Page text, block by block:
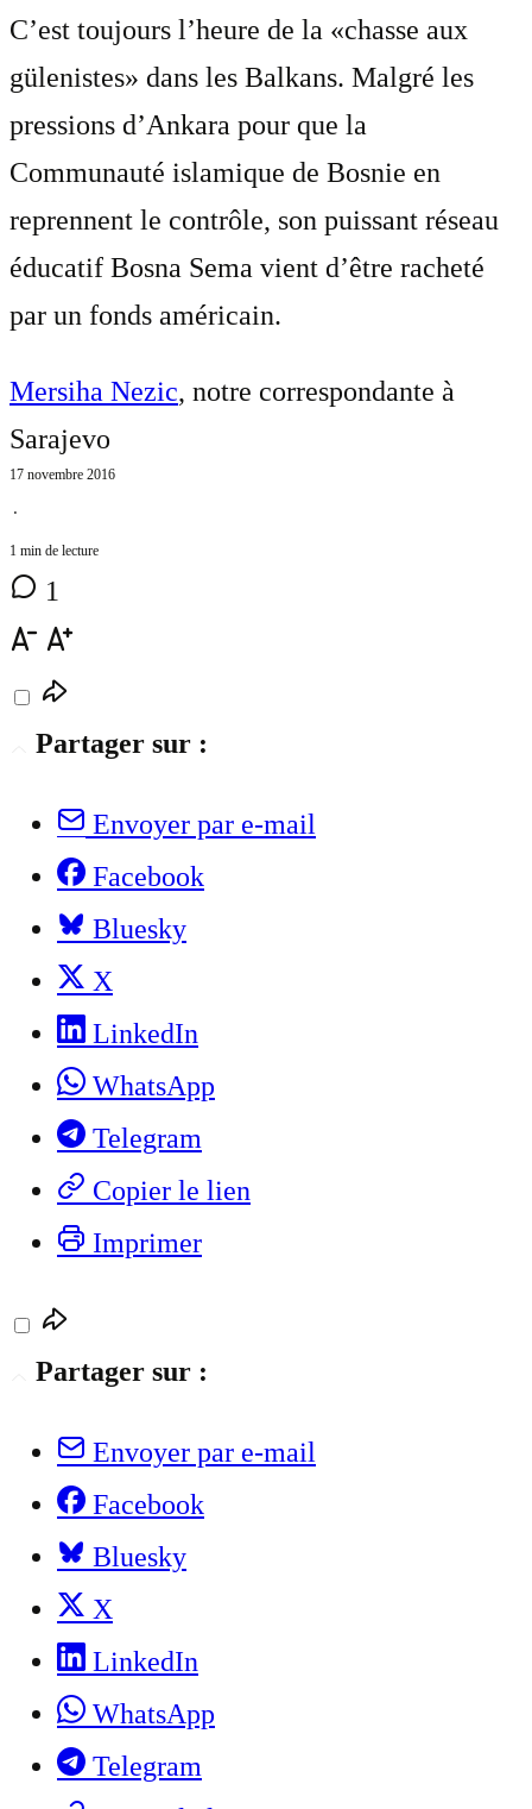
C’est toujours l’heure de la «chasse aux
gülenistes» dans les Balkans. Malgré les
pressions d’Ankara pour que la
Communauté islamique de Bosnie en
reprennent le contrôle, son puissant réseau
éducatif Bosna Sema vient d’être racheté
par un fonds américain.
Mersiha Nezic, notre correspondante à
Sarajevo
17 novembre 2016
⋅
1 min de lecture
1
Partager sur :
Envoyer par e-mail
Facebook
Bluesky
X
LinkedIn
WhatsApp
Telegram
Copier le lien
Imprimer
Partager sur :
Envoyer par e-mail
Facebook
Bluesky
X
LinkedIn
WhatsApp
Telegram